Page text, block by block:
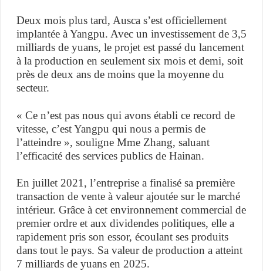
Deux mois plus tard, Ausca s’est officiellement
implantée à Yangpu. Avec un investissement de 3,5
milliards de yuans, le projet est passé du lancement
à la production en seulement six mois et demi, soit
près de deux ans de moins que la moyenne du
secteur.
« Ce n’est pas nous qui avons établi ce record de
vitesse, c’est Yangpu qui nous a permis de
l’atteindre », souligne Mme Zhang, saluant
l’efficacité des services publics de Hainan.
En juillet 2021, l’entreprise a finalisé sa première
transaction de vente à valeur ajoutée sur le marché
intérieur. Grâce à cet environnement commercial de
premier ordre et aux dividendes politiques, elle a
rapidement pris son essor, écoulant ses produits
dans tout le pays. Sa valeur de production a atteint
7 milliards de yuans en 2025.